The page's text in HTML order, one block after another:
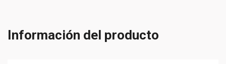
Información del producto